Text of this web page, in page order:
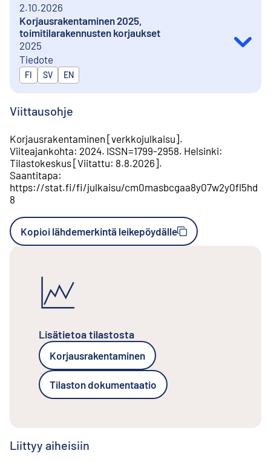
2.10.2026
Korjausrakentaminen 2025,
toimitilarakennusten korjaukset
2025
Tiedote
Julkaistaan kielillä
FI SV EN
Viittausohje
Korjausrakentaminen [verkkojulkaisu].
Viiteajankohta: 2024. ISSN=1799-2958. Helsinki:
Tilastokeskus[Viitattu: 8.8.2026].
Saantitapa:
https://stat.fi/fi/julkaisu/cm0masbcgaa8y07w2y0fl5hd
8
Kopioi lähdemerkintä leikepöydälle
Lisätietoa tilastosta
Korjausrakentaminen
Tilaston dokumentaatio
Liittyy aiheisiin